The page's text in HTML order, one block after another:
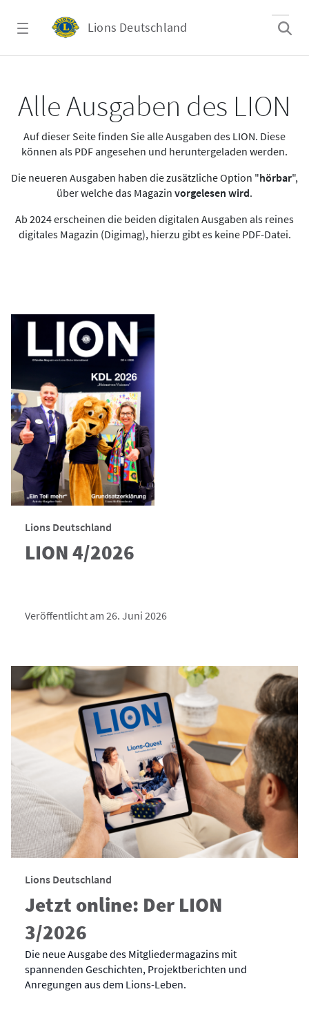
Lions Deutschland
Alle Ausgaben des LION
Auf dieser Seite finden Sie alle Ausgaben des LION. Diese
können als PDF angesehen und heruntergeladen werden.
Die neueren Ausgaben haben die zusätzliche Option "hörbar",
über welche das Magazin vorgelesen wird.
Ab 2024 erscheinen die beiden digitalen Ausgaben als reines
digitales Magazin (Digimag), hierzu gibt es keine PDF-Datei.
Lions Deutschland
LION 4/2026
Veröffentlicht am 26. Juni 2026
Lions Deutschland
Jetzt online: Der LION
3/2026
Die neue Ausgabe des Mitgliedermagazins mit
spannenden Geschichten, Projektberichten und
Anregungen aus dem Lions-Leben.